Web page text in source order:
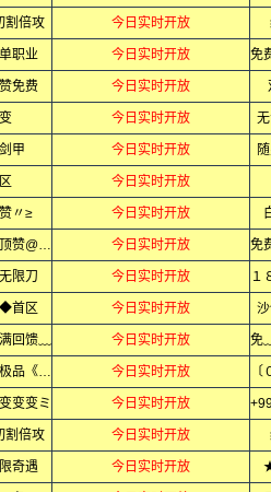
割倍攻 今日实时开放
职业 今日实时开放
免费 今日实时开放
今日实时开放
甲 今日实时开放
今日实时开放
〃≥ 今日实时开放
@@@@直送顶赞@@@@ 今日实时开放
限刀 今日实时开放
首区 今日实时开放
回馈﹏ 今日实时开放
免费元素〃小极品《全网独家》 今日实时开放
变变ミ 今日实时开放
割倍攻 今日实时开放
奇遇 今日实时开放